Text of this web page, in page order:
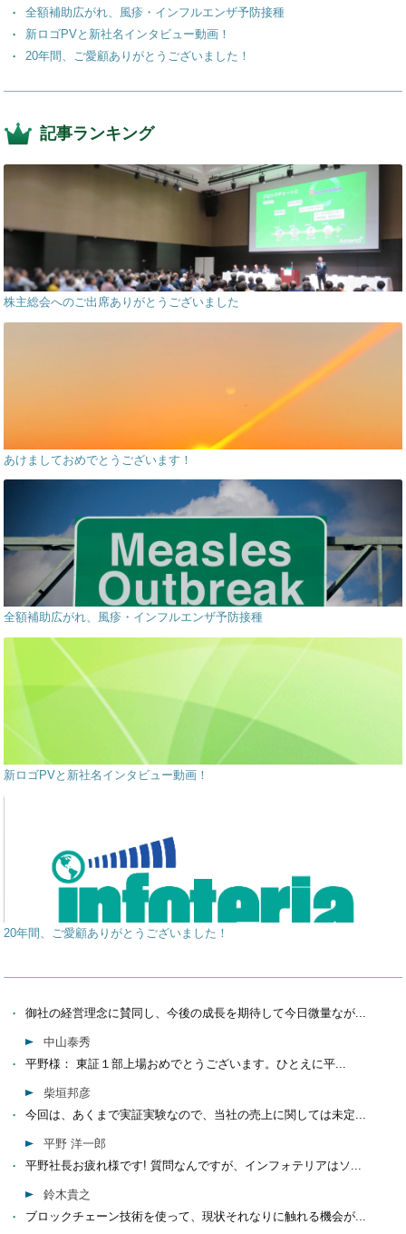
全額補助広がれ、風疹・インフルエンザ予防接種
新ロゴPVと新社名インタビュー動画！
20年間、ご愛顧ありがとうございました！
記事ランキング
株主総会へのご出席ありがとうございました
あけましておめでとうございます！
全額補助広がれ、風疹・インフルエンザ予防接種
新ロゴPVと新社名インタビュー動画！
20年間、ご愛顧ありがとうございました！
御社の経営理念に賛同し、今後の成長を期待して今日微量なが...
中山泰秀
平野様： 東証１部上場おめでとうございます。ひとえに平...
柴垣邦彦
今回は、あくまで実証実験なので、当社の売上に関しては未定...
平野 洋一郎
平野社長お疲れ様です! 質問なんですが、インフォテリアはソ...
鈴木貴之
ブロックチェーン技術を使って、現状それなりに触れる機会が...